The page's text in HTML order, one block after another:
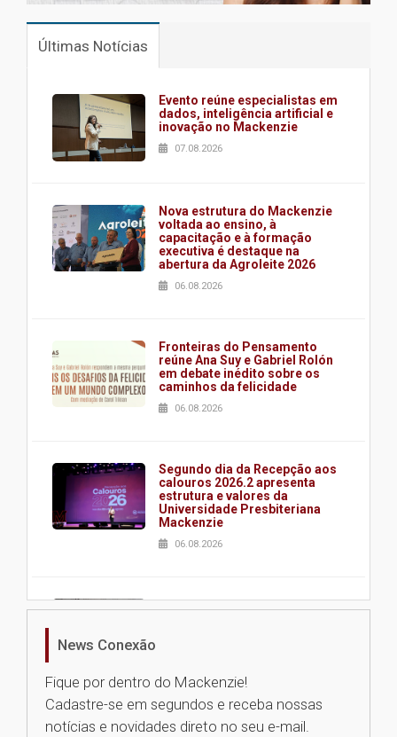
Últimas Notícias
Evento reúne especialistas em
dados, inteligência artificial e
inovação no Mackenzie
07.08.2026
Nova estrutura do Mackenzie
voltada ao ensino, à
capacitação e à formação
executiva é destaque na
abertura da Agroleite 2026
06.08.2026
Fronteiras do Pensamento
reúne Ana Suy e Gabriel Rolón
em debate inédito sobre os
caminhos da felicidade
06.08.2026
Segundo dia da Recepção aos
calouros 2026.2 apresenta
estrutura e valores da
Universidade Presbiteriana
Mackenzie
06.08.2026
Nova apresentação do Centro
Universidade Mackenzie
realizará nova edição da Feira
News Conexão
Fique por dentro do Mackenzie!
Cadastre-se em segundos e receba nossas
notícias e novidades direto no seu e-mail.